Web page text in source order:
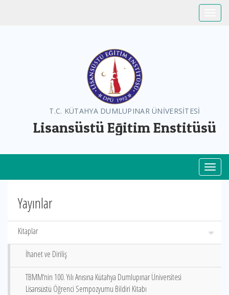
T.C. KÜTAHYA DUMLUPINAR ÜNİVERSİTESİ
Lisansüstü Eğitim Enstitüsü
Yayınlar
Kitaplar
İhanet ve Diriliş
TBMM‘nin 100. Yılı Anısına Kütahya Dumlupınar Üniversitesi
Lisansüstü Öğrenci Sempozyumu Bildiri Kitabı